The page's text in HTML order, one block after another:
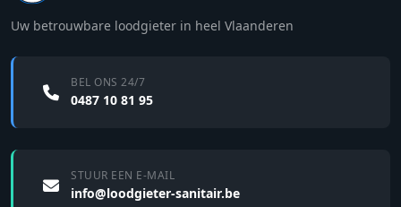
Uw betrouwbare loodgieter in heel Vlaanderen
BEL ONS 24/7
0487 10 81 95
STUUR EEN E-MAIL
info@loodgieter-sanitair.be